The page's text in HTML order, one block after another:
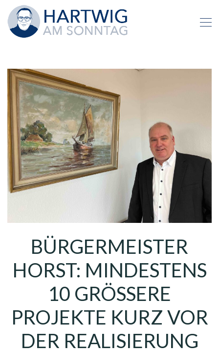
BÜRGERMEISTER
HORST: MINDESTENS
10 GRÖSSERE P
ROJEKTE KURZ VOR D
ER REALISIERUNG